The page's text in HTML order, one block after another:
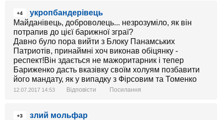
+4
укропбандерівець
Майданівець, доброволець... незрозуміло, як він
потрапив до цієї барижної зграї?
Давно було пора вийти з Блоку Панамських
Патриотів, принаймні хоч виконав обіцянку -
респект!Він здається не мажоритарник і тепер
Бариженко дасть вказівку своїм холуям позбавити
його мандату, як у випадку з Фірсовим та Томенко
12.07.2017 14:53 Відповісти Посилання
+3
злий мольфар